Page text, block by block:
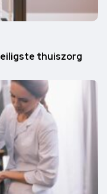
thuiszorg